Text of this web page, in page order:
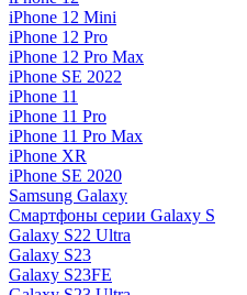
iPhone 12 Mini
iPhone 12 Pro
iPhone 12 Pro Max
iPhone SE 2022
iPhone 11
iPhone 11 Pro
iPhone 11 Pro Max
iPhone XR
iPhone SE 2020
Samsung Galaxy
Смартфоны серии Galaxy S
Galaxy S22 Ultra
Galaxy S23
Galaxy S23FE